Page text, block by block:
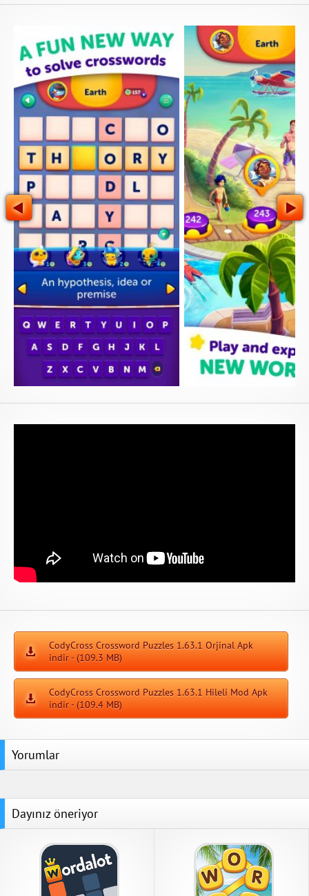
CodyCross Crossword Puzzles 1.63.1 Orjinal Apk
indir - (109.3 MB)
CodyCross Crossword Puzzles 1.63.1 Hileli Mod Apk
indir - (109.4 MB)
Yorumlar
Dayınız öneriyor